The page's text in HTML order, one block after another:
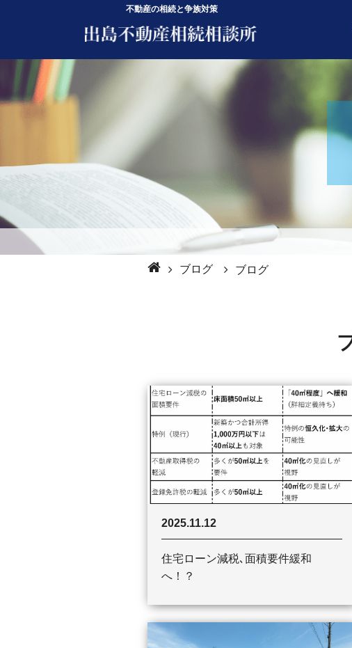
不動産の相続と争族対策
ブログ ブログ
2025.11.12
住宅ローン減税､面積要件緩和
へ！？